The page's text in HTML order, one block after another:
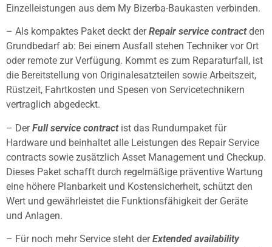
Einzelleistungen aus dem My Bizerba-Baukasten verbinden.
– Als kompaktes Paket deckt derRepair service contract den
Grundbedarf ab: Bei einem Ausfall stehen Techniker vor Ort
oder remote zur Verfügung. Kommt es zum Reparaturfall, ist
die Bereitstellung von Originalesatzteilen sowie Arbeitszeit,
Rüstzeit, Fahrtkosten und Spesen von Servicetechnikern
vertraglich abgedeckt.
– DerFull service contractist das Rundumpaket für
Hardware und beinhaltet alle Leistungen des Repair Service
contracts sowie zusätzlich Asset Management und Checkup.
Dieses Paket schafft durch regelmäßige präventive Wartung
eine höhere Planbarkeit und Kostensicherheit, schützt den
Wert und gewährleistet die Funktionsfähigkeit der Geräte
und Anlagen.
– Für noch mehr Service steht derExtended availability